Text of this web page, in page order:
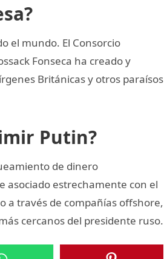
el mundo. El Consorcio
Fonseca ha creado y
Británicas y otros paraísos
Putin?
de dinero
asociado estrechamente con el
a través de compañías offshore,
cercanos del presidente ruso.